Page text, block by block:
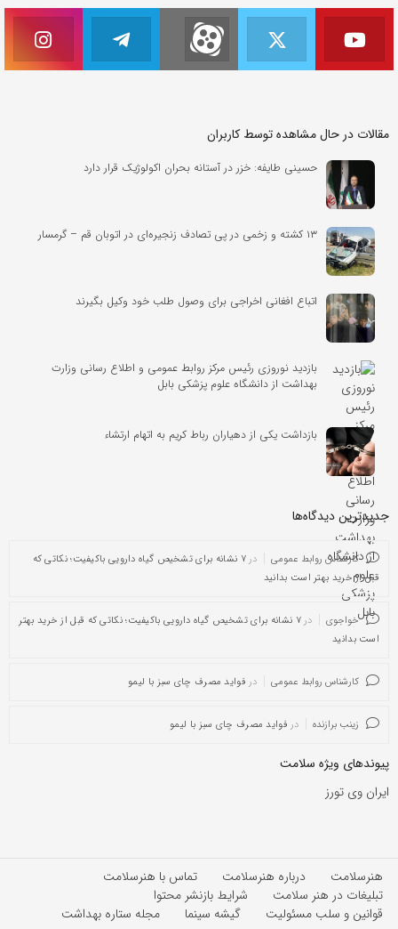
مقالات در حال مشاهده توسط کاربران
حسینی طایفه: خزر در آستانه بحران اکولوژیک قرار دارد
۱۳ کشته و زخمی در پی تصادف زنجیره‌ای در اتوبان قم – گرمسار
اتباع افغانی اخراجی برای وصول طلب خود وکیل بگیرند
بازدید نوروزی رئیس مرکز روابط عمومی و اطلاع رسانی وزارت
بهداشت از دانشگاه علوم پزشکی بابل
بازداشت یکی از دهیاران رباط کریم به اتهام ارتشاء
جدیدترین دیدگاه‌‌ها
کارشناس روابط عمومی در
۷ نشانه برای تشخیص گیاه دارویی باکیفیت؛ نکاتی که
قبل از خرید بهتر است بدانید
خواجوی در
۷ نشانه برای تشخیص گیاه دارویی باکیفیت؛ نکاتی که قبل از خرید بهتر
است بدانید
کارشناس روابط عمومی در فواید مصرف چای سبز با لیمو
زینب برازنده در فواید مصرف چای سبز با لیمو
پیوندهای ویژه سلامت
ایران وی تورز
هنرسلامت درباره هنرسلامت
تماس با هنرسلامت
تبلیغات در هنر سلامت
شرایط بازنشر محتوا
قوانین و سلب مسئولیت
گیشه سینما مجله ستاره بهداشت